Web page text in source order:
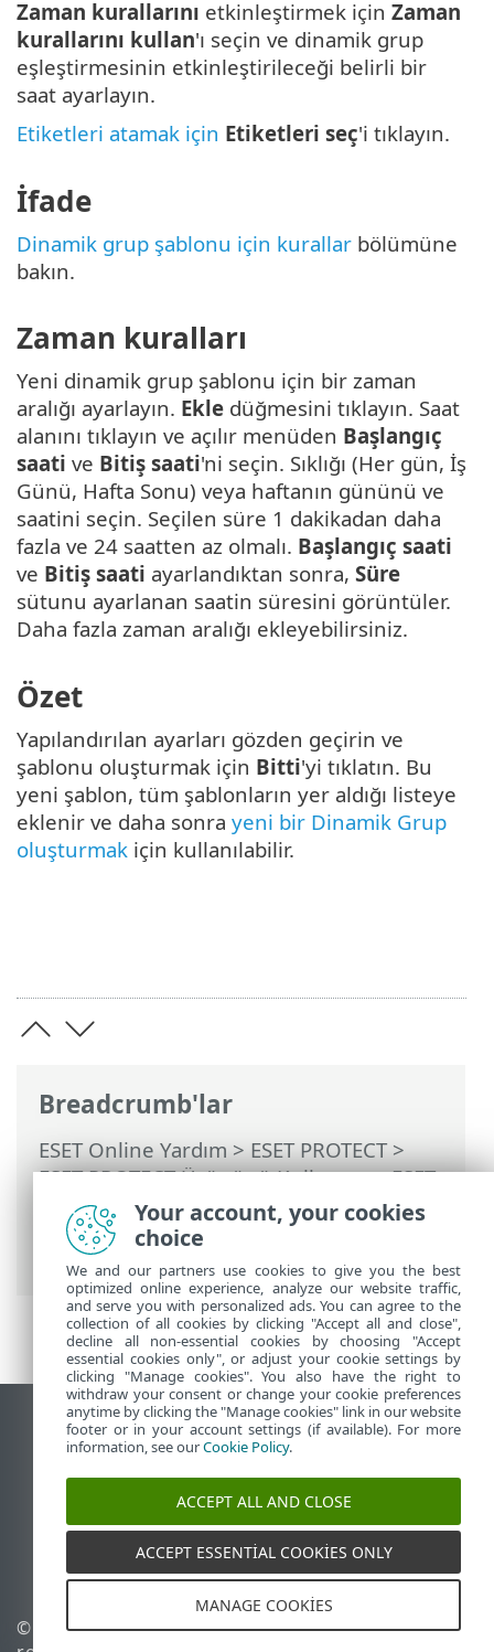
Breadcrumb'lar
ESET Online Yardım > ESET PROTECT>
ESET PROTECT Ürününü Kullanma>ESET
PROTECT Ana Menü>Daha Fazla>
Dinamik Grup Şablonları > Yeni Dinamik
Grup Şablonu
Zaman kurallarını etkinleştirmek için Zaman
kurallarını kullan'ı seçin ve dinamik grup
eşleştirmesinin etkinleştirileceği belirli bir
saat ayarlayın.
Etiketleri atamak için Etiketleri seç'i tıklayın.
İfade
Dinamik grup şablonu için kurallar bölümüne
bakın.
Zaman kuralları
Yeni dinamik grup şablonu için bir zaman
aralığı ayarlayın. Ekle düğmesini tıklayın. Saat
alanını tıklayın ve açılır menüden Başlangıç
saati ve Bitiş saati'ni seçin. Sıklığı (Her gün, İş
Günü, Hafta Sonu) veya haftanın gününü ve
saatini seçin. Seçilen süre 1 dakikadan daha
fazla ve 24 saatten az olmalı. Başlangıç saati
ve Bitiş saati ayarlandıktan sonra, Süre
sütunu ayarlanan saatin süresini görüntüler.
Daha fazla zaman aralığı ekleyebilirsiniz.
Özet
Yapılandırılan ayarları gözden geçirin ve
şablonu oluşturmak için Bitti'yi tıklatın. Bu
yeni şablon, tüm şablonların yer aldığı listeye
eklenir ve daha sonra yeni bir Dinamik Grup
oluşturmak için kullanılabilir.
Masaüstü sitesini görüntüle
End of Life
ESET Bilgi Bankası
ESET Status Portal
Bölgesel destek
© 1992 - 2026 ESET, spol. s
Çerezleri yönet
Your account, your cookies
choice
We and our partners use cookies to give you the best
optimized online experience, analyze our website traffic,
and serve you with personalized ads. You can agree to the
collection of all cookies by clicking "Accept all and close",
decline all non-essential cookies by choosing "Accept
essential cookies only", or adjust your cookie settings by
clicking "Manage cookies". You also have the right to
withdraw your consent or change your cookie preferences
anytime by clicking the "Manage cookies" link in our website
footer or in your account settings (if available). For more
information, see ourCookie Policy.
ACCEPT ALL AND CLOSE
ACCEPT ESSENTIAL COOKIES ONLY
MANAGE COOKIES